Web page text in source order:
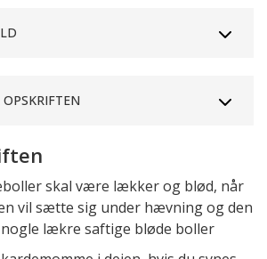
skal være lækker og blød, når
vil sætte sig under hævning og den
lækre saftige bløde boller